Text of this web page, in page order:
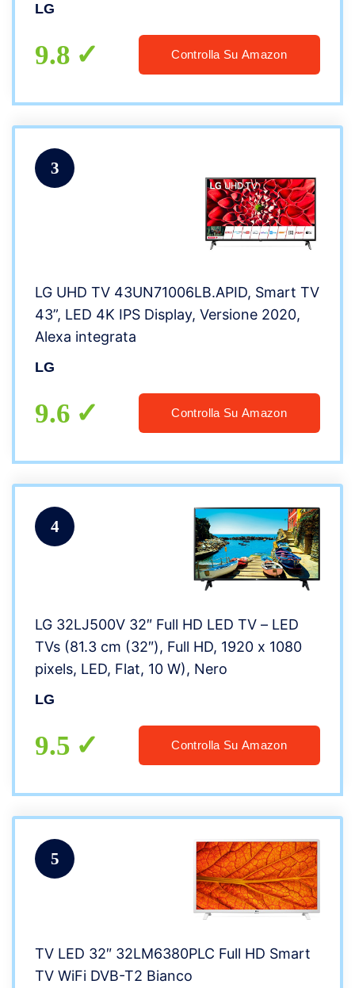
LG
9.8 Controlla Su Amazon
3
LG UHD TV 43UN71006LB.APID, Smart TV
43”, LED 4K IPS Display, Versione 2020,
Alexa integrata
LG
9.6 Controlla Su Amazon
4
LG 32LJ500V 32″ Full HD LED TV – LED
TVs (81.3 cm (32″), Full HD, 1920 x 1080
pixels, LED, Flat, 10 W), Nero
LG
9.5 Controlla Su Amazon
5
TV LED 32″ 32LM6380PLC Full HD Smart
TV WiFi DVB-T2 Bianco